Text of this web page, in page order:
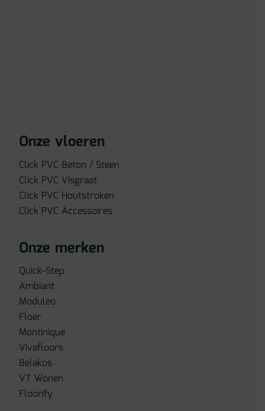
Onze vloeren
Click PVC Beton / Steen
Click PVC Visgraat
Click PVC Houtstroken
Click PVC Accessoires
Onze merken
Quick-Step
Ambiant
Moduleo
Floer
Montinique
Vivafloors
Belakos
VT Wonen
Floorify